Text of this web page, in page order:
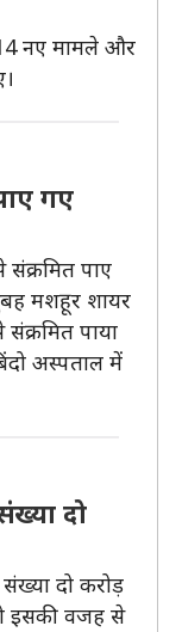
नए मामले और
गए
संक्रमित पाए
मशहूर शायर
पाया
अस्पताल में
दो
दो करोड़
इसकी वजह से